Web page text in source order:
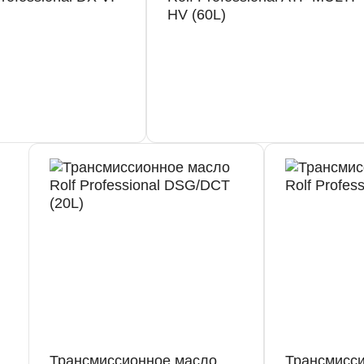
HV (60L)
Трансмиссионное масло